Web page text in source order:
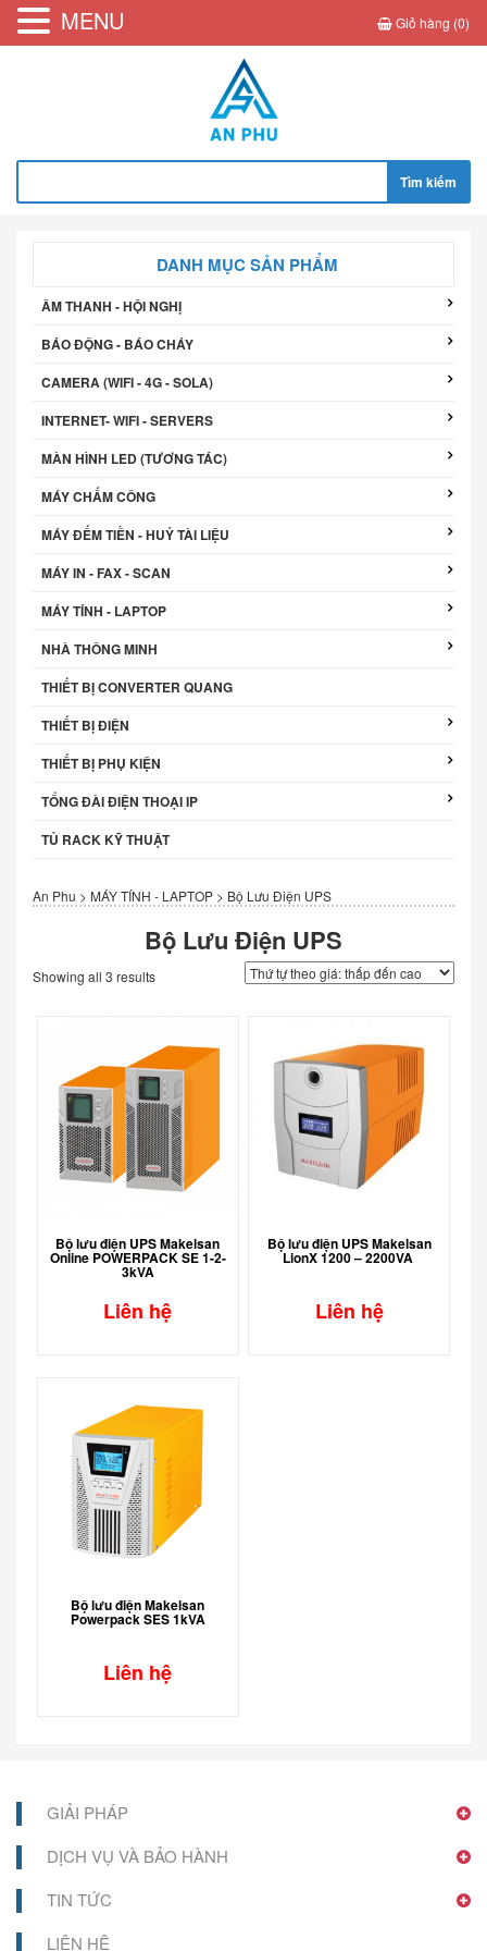
MENU Giỏ hàng (0)
DANH MỤC SẢN PHẨM
ÂM THANH - HỘI NGHỊ
BÁO ĐỘNG - BÁO CHÁY
CAMERA (WIFI - 4G - SOLA)
INTERNET- WIFI - SERVERS
MÀN HÌNH LED (TƯƠNG TÁC)
MÁY CHẤM CÔNG
MÁY ĐẾM TIỀN - HUỶ TÀI LIỆU
MÁY IN - FAX - SCAN
MÁY TÍNH - LAPTOP
NHÀ THÔNG MINH
THIẾT BỊ CONVERTER QUANG
THIẾT BỊ ĐIỆN
THIẾT BỊ PHỤ KIỆN
TỔNG ĐÀI ĐIỆN THOẠI IP
TỦ RACK KỸ THUẬT
An Phu > MÁY TÍNH - LAPTOP > Bộ Lưu Điện UPS
Bộ Lưu Điện UPS
Showing all 3 results
Bộ lưu điện UPS Makelsan
Online POWERPACK SE 1-2-
3kVA
Liên hệ
Bộ lưu điện UPS Makelsan
LionX 1200 – 2200VA
Liên hệ
Bộ lưu điện Makelsan
Powerpack SES 1kVA
Liên hệ
GIẢI PHÁP
DỊCH VỤ VÀ BẢO HÀNH
TIN TỨC
LIÊN HỆ